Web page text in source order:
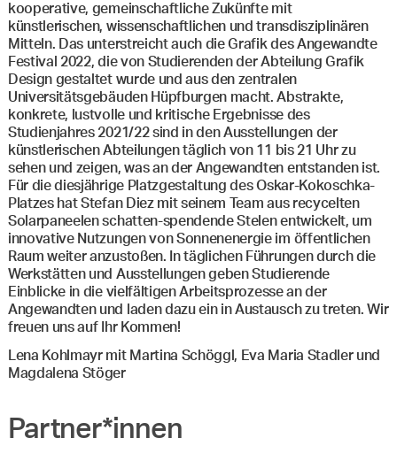
kooperative, gemeinschaftliche Zukünfte mit
künstlerischen, wissenschaftlichen und transdisziplinären
Mitteln. Das unterstreicht auch die Grafik des Angewandte
Festival 2022, die von Studierenden der Abteilung Grafik
Design gestaltet wurde und aus den zentralen
Universitätsgebäuden Hüpfburgen macht. Abstrakte,
konkrete, lustvolle und kritische Ergebnisse des
Studienjahres 2021/22 sind in den Ausstellungen der
künstlerischen Abteilungen täglich von 11 bis 21 Uhr zu
sehen und zeigen, was an der Angewandten entstanden ist.
Für die diesjährige Platzgestaltung des Oskar-Kokoschka-
Platzes hat Stefan Diez mit seinem Team aus recycelten
Solarpaneelen schatten-spendende Stelen entwickelt, um
innovative Nutzungen von Sonnenenergie im öffentlichen
Raum weiter anzustoßen. In täglichen Führungen durch die
Werkstätten und Ausstellungen geben Studierende
Einblicke in die vielfältigen Arbeitsprozesse an der
Angewandten und laden dazu ein in Austausch zu treten. Wir
freuen uns auf Ihr Kommen!
Lena Kohlmayr mit Martina Schöggl, Eva Maria Stadler und
Magdalena Stöger
Partner*innen